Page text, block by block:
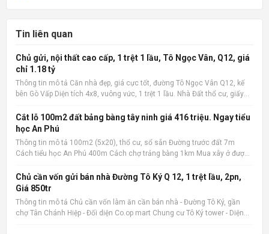
Tin liên quan
Chủ gửi, nội thất cao cấp, 1 trệt 1 lầu, Tô Ngọc Vân, Q12, giá
chỉ 1.18 tỷ
Thông tin mô tả Căn nhà đẹp, giá cực tốt, đường Tô Ngọc Vân Q12, kế
bên Gò Vấp Diện tích 4x8, vuông vức, 1 trệt 1 lầu. Nhà Đất thổ cư, giấy
công rộng, sân phơi. Giá cực tốt chỉ 1.1
Cắt lỗ 100m2 đất bảng bàng tây ninh giá 416 triệu. Ngay tiểu
học An Phú
Thông tin mô tả 100m2 (5x20), thổ cư, sổ sẵn Đường trước đất 7m
Cách tiểu học An Phú 400m Cách chợ trảng bàng 1km Mua xây ở được
&mdash; Sàn rao vặt nhà đất uy tín 🔗 Tin gốc + ảnh chi
Chủ cần vốn gửi bán nhà Đường Tô Ký Q 12, 1 trệt lầu, 2pn,
Giá 850tr
Thông tin mô tả Chủ cần vốn làm ăn cần bán nhà - Đường Tô Ký, gần
chợ Tân Chánh Hiệp - Đối diện Co.op mart Chung cư Tô Ký tower - Diện